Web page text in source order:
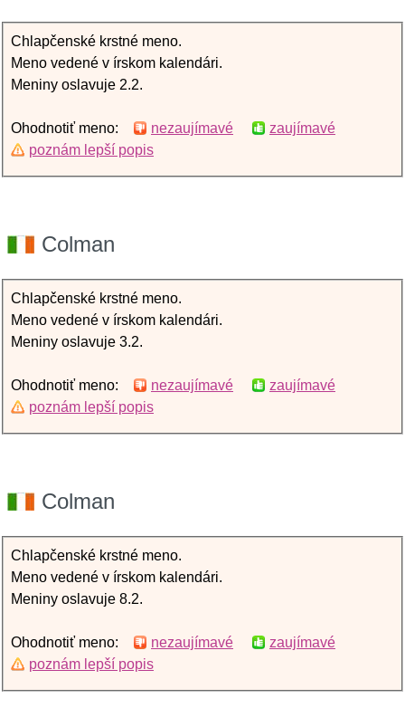
Chlapčenské krstné meno.
Meno vedené v írskom kalendári.
Meniny oslavuje 2.2.
Ohodnotiť meno: nezaujímavé
zaujímavé
poznám lepší popis
Colman
Chlapčenské krstné meno.
Meno vedené v írskom kalendári.
Meniny oslavuje 3.2.
Ohodnotiť meno: nezaujímavé
zaujímavé
poznám lepší popis
Colman
Chlapčenské krstné meno.
Meno vedené v írskom kalendári.
Meniny oslavuje 8.2.
Ohodnotiť meno: nezaujímavé
zaujímavé
poznám lepší popis